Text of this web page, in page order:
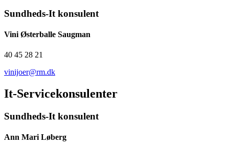
Sundheds-It konsulent
Vini Østerballe Saugman
40 45 28 21
vinijoer@rm.dk
It-Servicekonsulenter
Sundheds-It konsulent
Ann Mari Løberg